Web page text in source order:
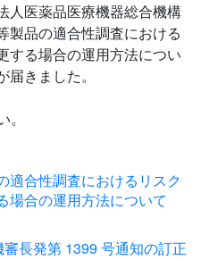
人医薬品医療機器総合機構
製品の適合性調査における
する場合の運用方法につい
きました。
。
適合性調査におけるリスク
場合の運用方法について
長発第 1399 号通知の訂正